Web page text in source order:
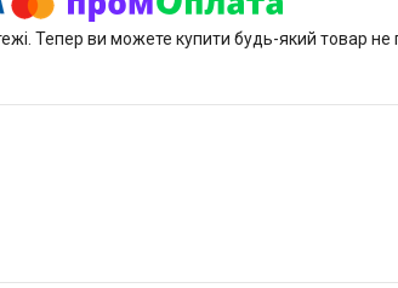
Тепер ви можете купити будь-який товар